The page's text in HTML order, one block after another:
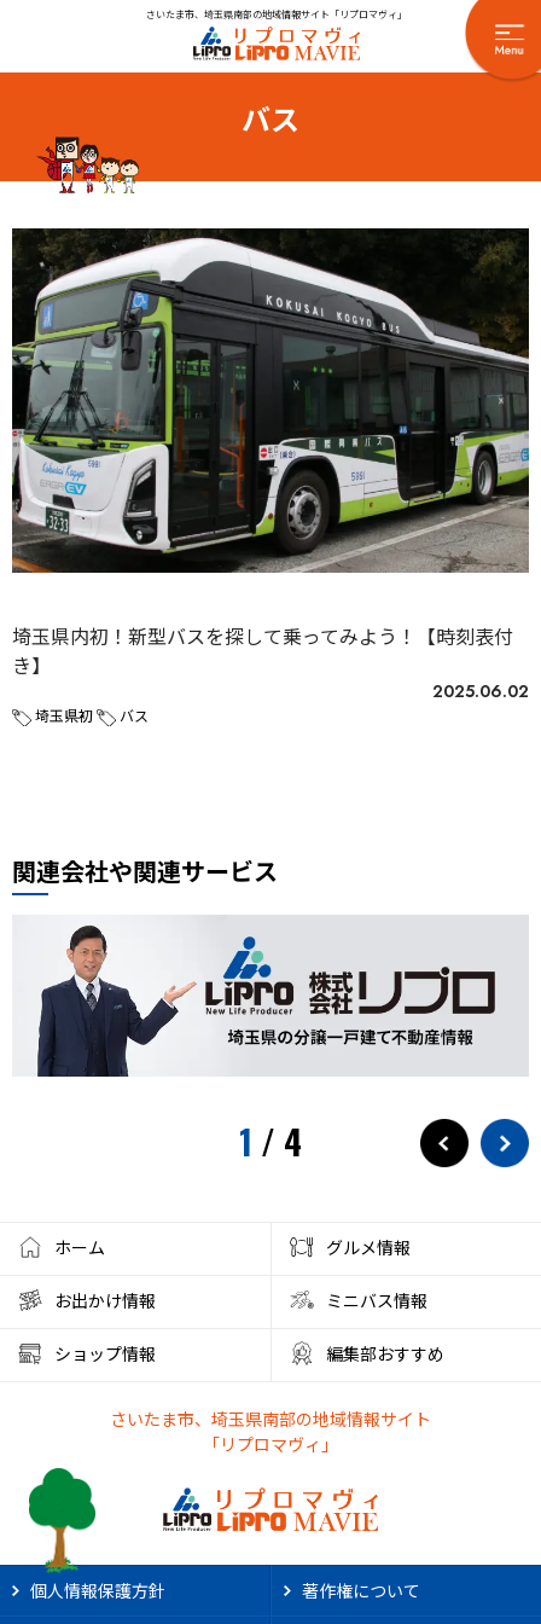
さいたま市、埼玉県南部の地域情報サイト「リプロマヴィ」
バス
埼玉県内初！新型バスを探して乗ってみよう！【時刻表付
き】
2025.06.02
埼玉県初 バス
関連会社や関連サービス
1 / 4
ホーム グルメ情報
お出かけ情報 ミニバス情報
ショップ情報 編集部おすすめ
さいたま市、埼玉県南部の地域情報サイト
「リプロマヴィ」
個人情報保護方針 著作権について